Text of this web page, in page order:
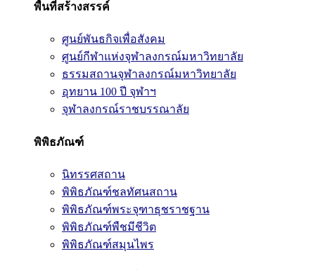
พื้นที่สร้างสรรค์
ศูนย์พันธกิจเพื่อสังคม
ศูนย์กีฬาแห่งจุฬาลงกรณ์มหาวิทยาลัย
ธรรมสถานจุฬาลงกรณ์มหาวิทยาลัย
อุทยาน 100 ปี จุฬาฯ
จุฬาลงกรณ์ราชบรรณาลัย
พิพิธภัณฑ์
นิทรรศสถาน
พิพิธภัณฑ์ชลทัศนสถาน
พิพิธภัณฑ์พระจุฑาธุชราชฐาน
พิพิธภัณฑ์พืชมีชีวิต
พิพิธภัณฑ์สมุนไพร